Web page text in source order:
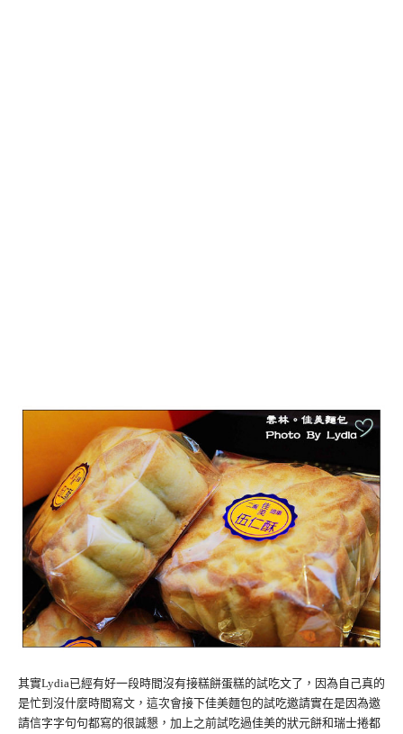
其實Lydia已經有好一段時間沒有接糕餅蛋糕的試吃文了，因為自己真的
是忙到沒什麼時間寫文，這次會接下佳美麵包的試吃邀請實在是因為邀
請信字字句句都寫的很誠懇，加上之前試吃過佳美的狀元餅和瑞士捲都